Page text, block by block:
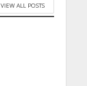
VIEW ALL POSTS